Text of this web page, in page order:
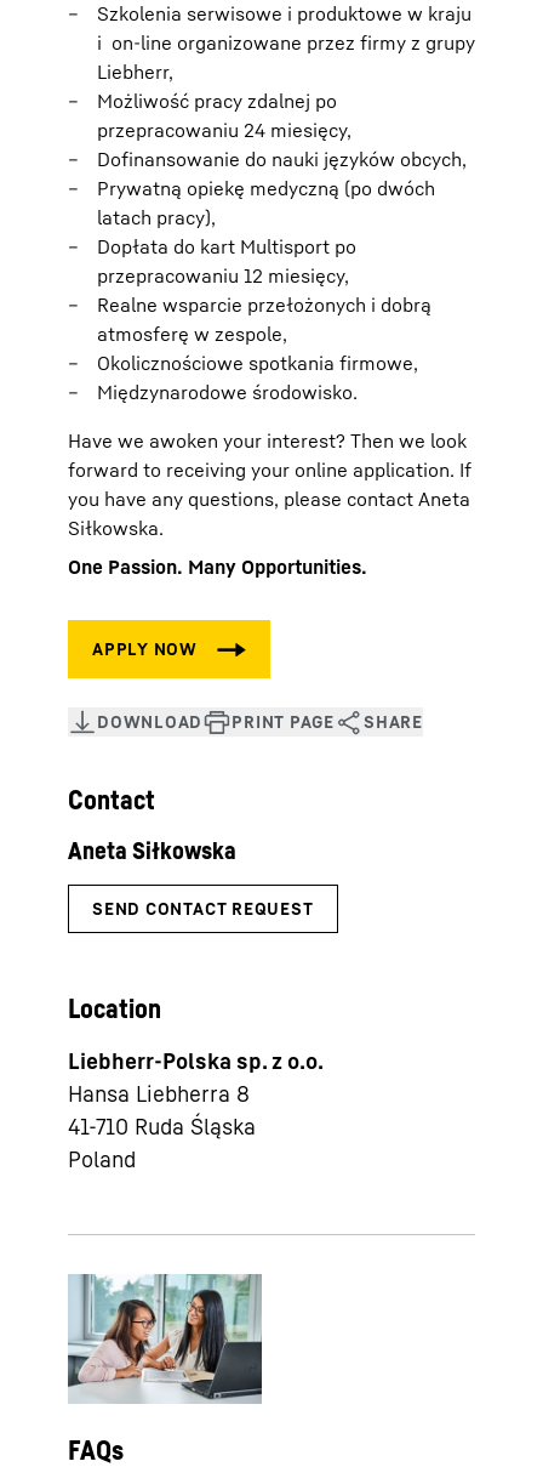
Szkolenia serwisowe i produktowe w kraju
i on-line organizowane przez firmy z grupy
Liebherr,
Możliwość pracy zdalnej po
przepracowaniu 24 miesięcy,
Dofinansowanie do nauki języków obcych,
Prywatną opiekę medyczną (po dwóch
latach pracy),
Dopłata do kart Multisport po
przepracowaniu 12 miesięcy,
Realne wsparcie przełożonych i dobrą
atmosferę w zespole,
Okolicznościowe spotkania firmowe,
Międzynarodowe środowisko.
Have we awoken your interest? Then we look
forward to receiving your online application. If
you have any questions, please contact Aneta
Siłkowska.
One Passion. Many Opportunities.
Location
Liebherr-Polska sp. z o.o.
Hansa Liebherra 8
41-710 Ruda Śląska
Poland
Contact
FAQs